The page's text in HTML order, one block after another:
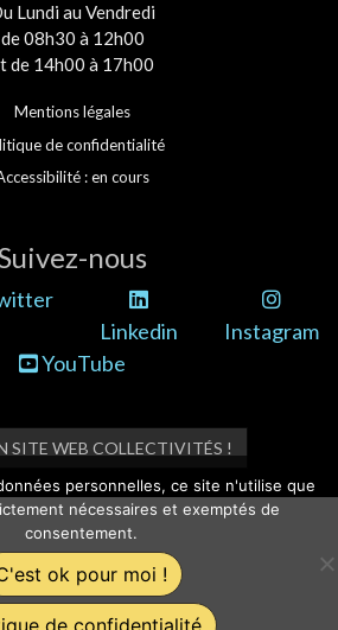
Lundi au Vendredi
de 08h30 à 12h00
de 14h00 à 17h00
Mentions légales
de confidentialité
: en cours
nous
Linkedin
Instagram
YouTube
SITE WEB COLLECTIVITÉS !
personnelles, ce site n'utilise que
nécessaires et exemptés de
consentement.
ok pour moi !
de confidentialité